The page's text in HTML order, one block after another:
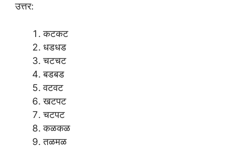
उत्तर:
कटकट
धडधड
चटचट
बडबड
वटवट
खटपट
चटपट
कळकळ
तळमळ